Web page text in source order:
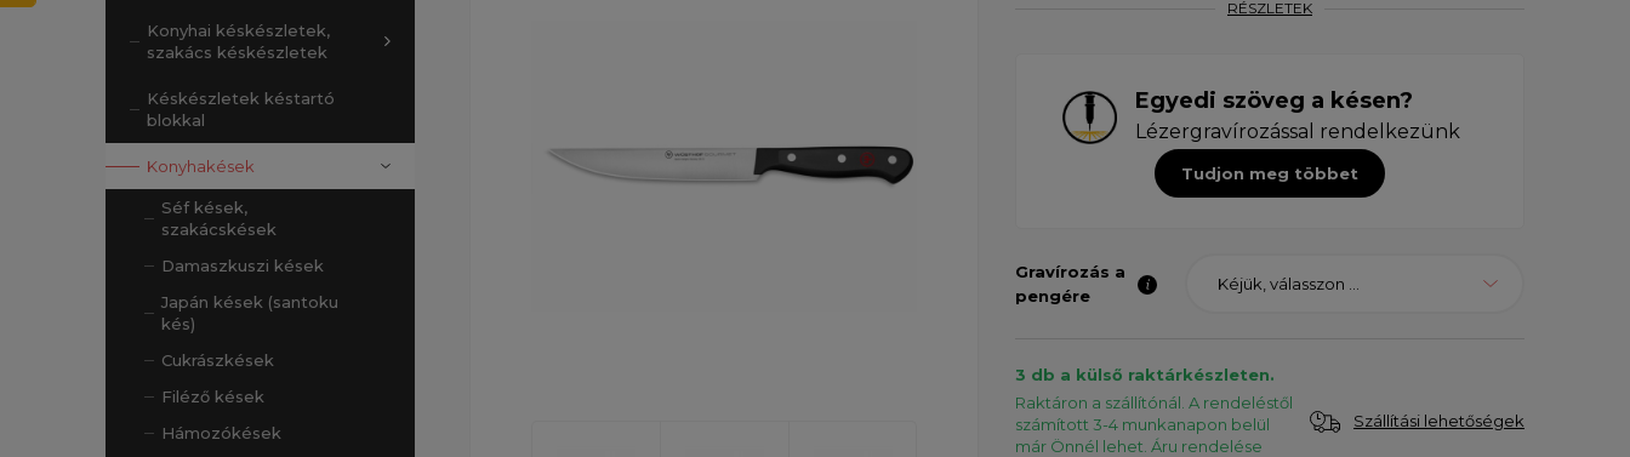
Konyhai késkészletek,
szakács késkészletek
Késkészletek késtartó
blokkal
Konyhakések
Séf kések,
szakácskések
Damaszkuszi kések
Japán kések (santoku
kés)
Cukrászkések
Filéző kések
Hámozókések
RÉSZLETEK
Egyedi szöveg a késen?
Lézergravírozással rendelkezünk
Tudjon meg többet
Gravírozás a
pengére
Kéjük, válasszon ...
3 db a külső raktárkészleten.
Raktáron a szállítónál. A rendeléstől
számított 3-4 munkanapon belül
már Önnél lehet. Áru rendelése
Szállítási lehetőségek